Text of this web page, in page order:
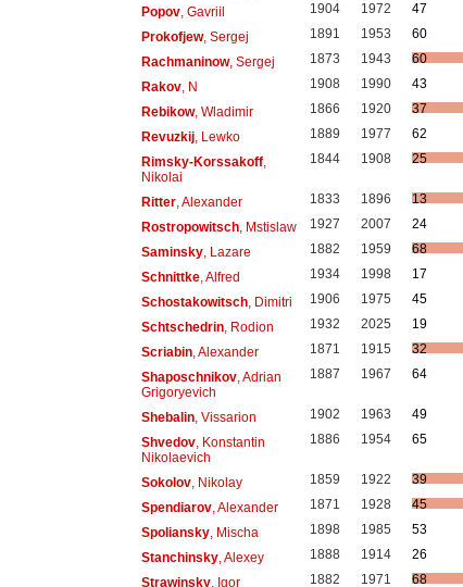
Popov, Gavriil 1904 1972
47
Prokofjew, Sergej 1891 1953
60
Rachmaninow, Sergej 1873 1943
60
Rakov, N 1908 1990
43
Rebikow, Wladimir 1866 1920
37
Revuzkij, Lewko 1889 1977
62
Rimsky-Korssakoff,
Nikolai
1844 1908 25
Ritter, Alexander 1833 1896
13
Rostropowitsch, Mstislaw 1927 2007
24
Saminsky, Lazare 1882 1959
68
Schnittke, Alfred 1934 1998
17
Schostakowitsch, Dimitri 1906 1975
45
Schtschedrin, Rodion 1932 2025
19
Scriabin, Alexander 1871 1915
32
Shaposchnikov, Adrian
Grigoryevich
1887 1967 64
Shebalin, Vissarion 1902 1963
49
Shvedov, Konstantin
Nikolaevich
1886 1954 65
Sokolov, Nikolay 1859 1922
39
Spendiarov, Alexander 1871 1928
45
Spoliansky, Mischa 1898 1985
53
Stanchinsky, Alexey 1888 1914
26
Strawinsky, Igor 1882 1971
68